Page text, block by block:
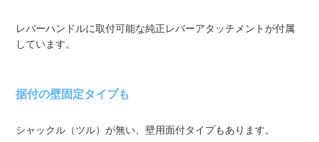
レバーハンドルに取付可能な純正レバーアタッチメントが付属
しています。
据付の壁固定タイプも
シャックル（ツル）が無い、壁用面付タイプもあります。